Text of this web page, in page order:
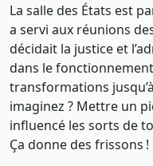
La salle des États est
a servi aux réunions
décidait la justice et
dans le
transformations
imaginez ? Mettre un
influencé les sorts de
Ça donne des frissons !